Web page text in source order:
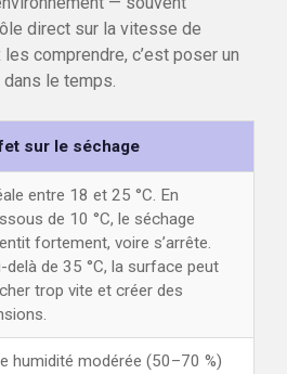
direct sur la vitesse de
comprendre, c’est poser un
le temps.
sur le séchage
entre 18 et 25 °C. En
de 10 °C, le séchage
fortement, voire s’arrête.
delà de 35 °C, la surface peut
trop vite et créer des
humidité modérée (50–70 %)